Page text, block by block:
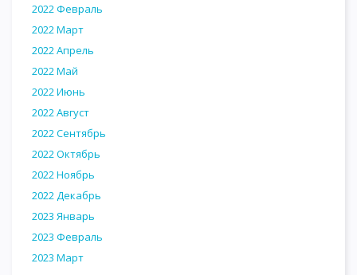
2022 Февраль
2022 Март
2022 Апрель
2022 Май
2022 Июнь
2022 Август
2022 Сентябрь
2022 Октябрь
2022 Ноябрь
2022 Декабрь
2023 Январь
2023 Февраль
2023 Март